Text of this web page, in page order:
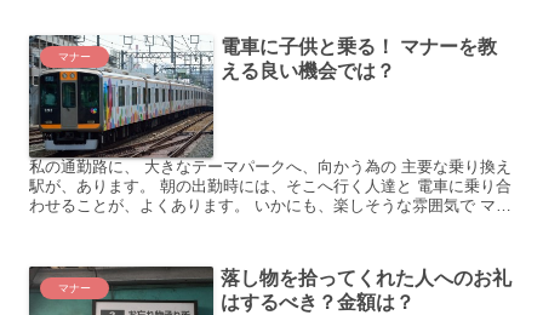
マナー
電車に子供と乗る！ マナーを教
える良い機会では？
私の通勤路に、 大きなテーマパークへ、向かう為の 主要な乗り換え
駅が、あります。 朝の出勤時には、そこへ行く人達と 電車に乗り合
わせることが、よくあります。 いかにも、楽しそうな雰囲気で マナ
マナー
落し物を拾ってくれた人へのお礼
はするべき？金額は？